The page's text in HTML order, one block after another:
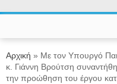
Είστε εδώ
Αρχική » Με τον Υπουργό
κ. Γιάννη Βρούτση
την προώθηση του έργου